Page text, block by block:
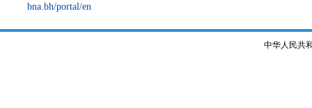
bna.bh/portal/en
中华人民共